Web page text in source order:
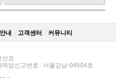
내 고객센터 커뮤니티
선표
업신고번호 : 서울강남-04504호